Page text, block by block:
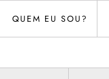
QUEM EU SOU?